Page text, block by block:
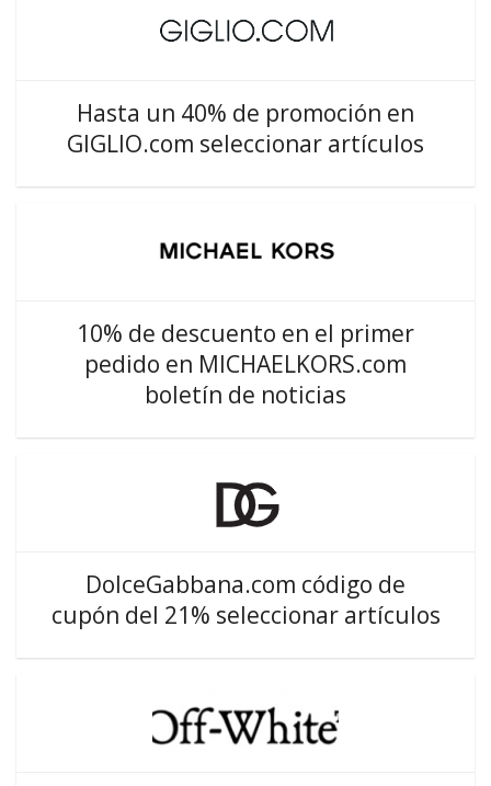
Hasta un 40% de promoción en
GIGLIO.com seleccionar artículos
10% de descuento en el primer
pedido en MICHAELKORS.com
boletín de noticias
DolceGabbana.com código de
cupón del 21% seleccionar artículos